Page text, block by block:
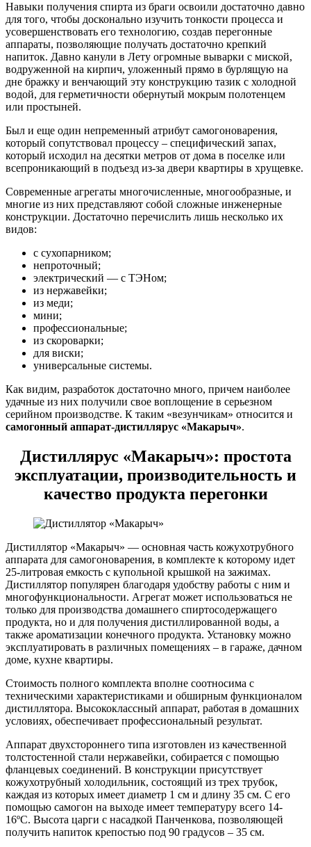
Навыки получения спирта из браги освоили достаточно давно
для того, чтобы досконально изучить тонкости процесса и
усовершенствовать его технологию, создав перегонные
аппараты, позволяющие получать достаточно крепкий
напиток. Давно канули в Лету огромные выварки с миской,
водруженной на кирпич, уложенный прямо в бурлящую на
дне бражку и венчающий эту конструкцию тазик с холодной
водой, для герметичности обернутый мокрым полотенцем
или простыней.
Был и еще один непременный атрибут самогоноварения,
который сопутствовал процессу – специфический запах,
который исходил на десятки метров от дома в поселке или
всепроникающий в подъезд из-за двери квартиры в хрущевке.
Современные агрегаты многочисленные, многообразные, и
многие из них представляют собой сложные инженерные
конструкции. Достаточно перечислить лишь несколько их
видов:
с сухопарником;
непроточный;
электрический — с ТЭНом;
из нержавейки;
из меди;
мини;
профессиональные;
из скороварки;
для виски;
универсальные системы.
Как видим, разработок достаточно много, причем наиболее
удачные из них получили свое воплощение в серьезном
серийном производстве. К таким «везунчикам» относится и
самогонный аппарат-дистиллярус «Макарыч».
Дистиллярус «Макарыч»: простота
эксплуатации, производительность и
качество продукта перегонки
Дистиллятор «Макарыч» — основная часть кожухотрубного
аппарата для самогоноварения, в комплекте к которому идет
25-литровая емкость с купольной крышкой на зажимах.
Дистиллятор популярен благодаря удобству работы с ним и
многофункциональности. Агрегат может использоваться не
только для производства домашнего спиртосодержащего
продукта, но и для получения дистиллированной воды, а
также ароматизации конечного продукта. Установку можно
эксплуатировать в различных помещениях – в гараже, дачном
доме, кухне квартиры.
Стоимость полного комплекта вполне соотносима с
техническими характеристиками и обширным функционалом
дистиллятора. Высококлассный аппарат, работая в домашних
условиях, обеспечивает профессиональный результат.
Аппарат двухстороннего типа изготовлен из качественной
толстостенной стали нержавейки, собирается с помощью
фланцевых соединений. В конструкции присутствует
кожухотрубный холодильник, состоящий из трех трубок,
каждая из которых имеет диаметр 1 см и длину 35 см. С его
помощью самогон на выходе имеет температуру всего 14-
16ºС. Высота царги с насадкой Панченкова, позволяющей
получить напиток крепостью под 90 градусов – 35 см.